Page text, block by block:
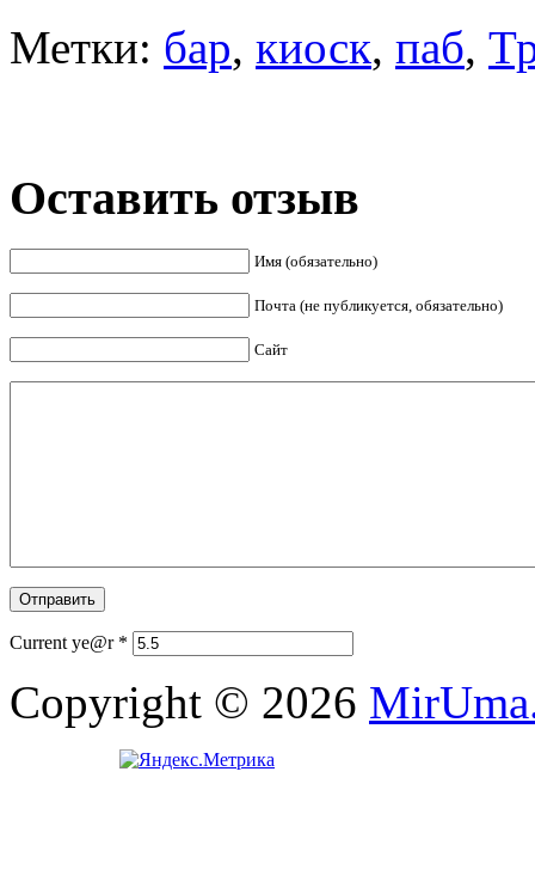
Метки: бар, киоск, паб,
Оставить отзыв
Имя (обязательно)
Почта (не публикуется, обязательно)
Сайт
Current ye@r *
Copyright © 2026